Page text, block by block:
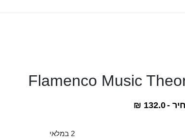
Flamenco Music
-
₪ 132.0
2 במלאי